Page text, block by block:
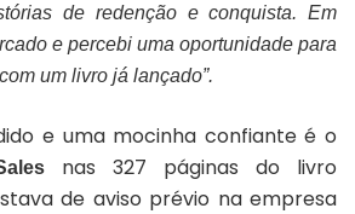
de redenção e conquista. Em
e percebi uma oportunidade para
um livro já lançado”.
e uma mocinha confiante é o
nas 327 páginas do livro
de aviso prévio na empresa